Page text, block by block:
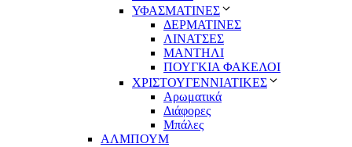
ΥΦΑΣΜΑΤΙΝΕΣ
ΔΕΡΜΑΤΙΝΕΣ
ΛΙΝΑΤΣΕΣ
ΜΑΝΤΗΛΙ
ΠΟΥΓΚΙΑ ΦΑΚΕΛΟΙ
ΧΡΙΣΤΟΥΓΕΝΝΙΑΤΙΚΕΣ
Αρωματικά
Διάφορες
Μπάλες
ΑΛΜΠΟΥΜ